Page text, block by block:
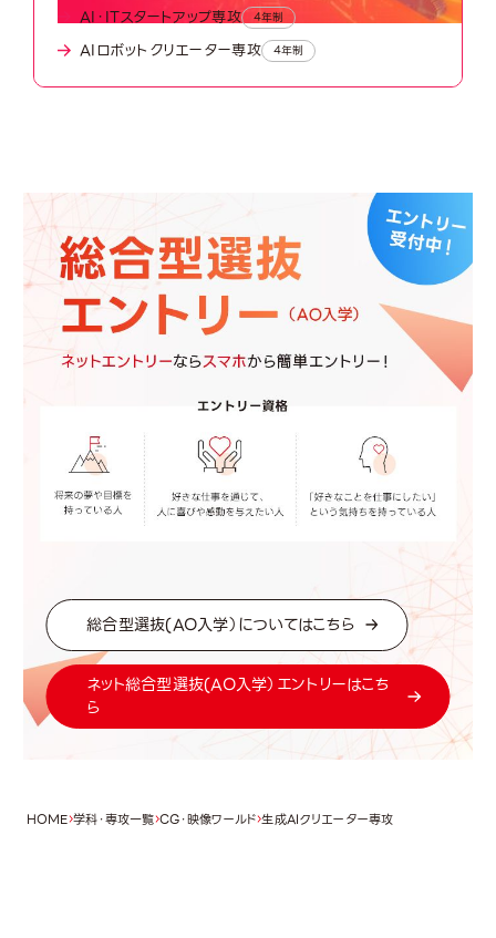
AI・ITスタートアップ専攻 4年制
AIロボットクリエーター専攻 4年制
総合型選抜(AO入学）についてはこちら
ネット総合型選抜(AO入学）エントリーはこち
ら
HOME 学科・専攻一覧 CG・映像ワールド 生成AIクリエーター専攻